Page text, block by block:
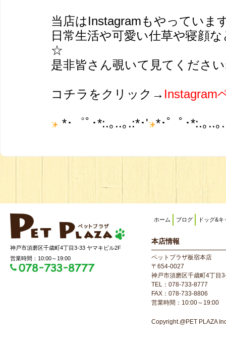
当店はInstagramもやっていま
日常生活や可愛い仕草や寝顔
☆
是非皆さん覗いて見てください
コチラをクリック→ Instagram
*･゜ﾟ･*:.｡..｡.:*･' *･゜ﾟ･*:.｡..｡
神戸市須磨区千歳町4丁目3-33 ヤマキビル2F
営業時間：10:00～19:00
ホーム ブログ ドッグ&キ
本店情報
ペットプラザ板宿本店
〒654-0027
神戸市須磨区千歳町4丁目
TEL：078-733-8777
FAX：078-733-8806
営業時間：10:00～19:00
Copyright.@PET PLAZA